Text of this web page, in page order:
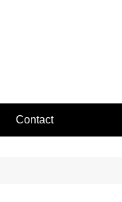
Contact